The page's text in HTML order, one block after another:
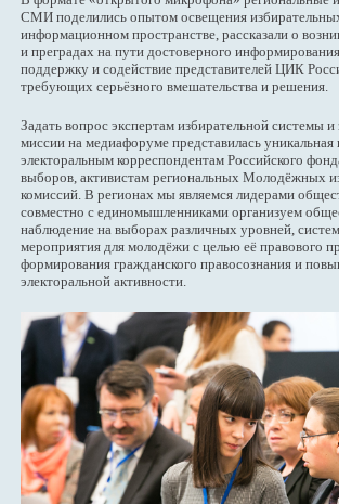
СМИ поделились опытом освещения
информационном пространстве, рассказали о
и преградах на пути достоверного
поддержку и содействие представителей ЦИК
требующих серьёзного вмешательства и решения.
Задать вопрос экспертам избирательной системы и
миссии на медиафоруме представилась
электоральным корреспондентам Российского
выборов, активистам региональных Молодёжных
комиссий. В регионах мы являемся лидерами
совместно с единомышленниками организуем
наблюдение на выборах различных уровней,
мероприятия для молодёжи с целью её правового
формирования гражданского правосознания и
электоральной активности.